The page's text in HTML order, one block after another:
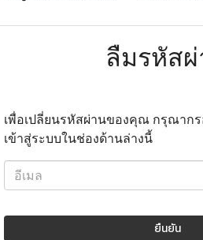
ลืมรหัส
เพื่อเปลี่ยนรหัสผ่านของคุณ กรุณาก
เข้าสู่ระบบในช่องด้านล่างนี้
ยืนยัน